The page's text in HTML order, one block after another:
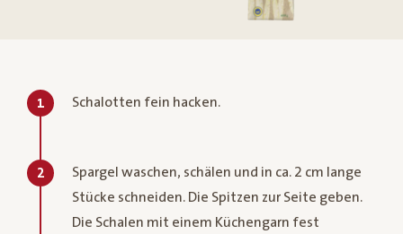
1 Schalotten fein hacken.
2
Spargel waschen, schälen und in ca. 2 cm lange
Stücke schneiden. Die Spitzen zur Seite geben.
Die Schalen mit einem Küchengarn fest